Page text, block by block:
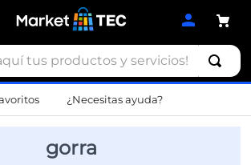
tus productos y servicios!
¿Necesitas ayuda?
gorra